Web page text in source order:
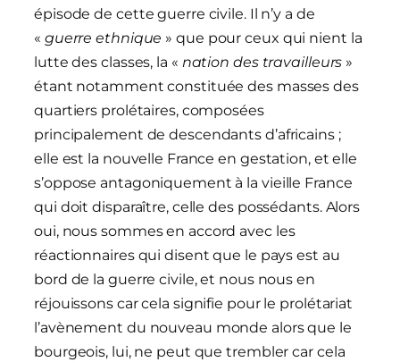
épisode de cette guerre civile. Il n’y a de
« guerre ethnique » que pour ceux qui nient la
lutte des classes, la « nation des travailleurs »
étant notamment constituée des masses des
quartiers prolétaires, composées
principalement de descendants d’africains ;
elle est la nouvelle France en gestation, et elle
s’oppose antagoniquement à la vieille France
qui doit disparaître, celle des possédants. Alors
oui, nous sommes en accord avec les
réactionnaires qui disent que le pays est au
bord de la guerre civile, et nous nous en
réjouissons car cela signifie pour le prolétariat
l’avènement du nouveau monde alors que le
bourgeois, lui, ne peut que trembler car cela